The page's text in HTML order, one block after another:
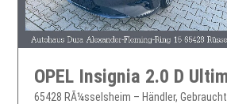
65428 RÃ¼sselsheim – Händler,